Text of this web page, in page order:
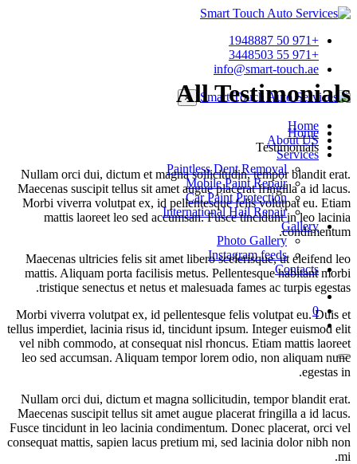
+971 50 1948887
+971 55 3448503
info@smart-touch.ae
×
Home
About US
Services
Paintless Dent Removal
Mobile Paint Repair
Car Paint Protection
International Hail Repair
Gallery
Photo Gallery
Instagram feeds
Contacts
0
All Testimonials
Home
Testimonials
Nullam orci dui, dictum et magna sollicitudin, tempor blandit erat.
Maecenas suscipit tellus sit amet augue placerat fringilla a id lacus.
Morbi viverra volutpat ex, id pellentesque felis volutpat eu. Etiam
mattis laoreet leo sed accumsan. Fusce tincidunt in leo lacinia
condimentum.
Maecenas ultricies felis sit amet libero scelerisque, ut eleifend leo
mattis. Aliquam porta facilisis metus. Pellentesque habitant morbi
tristique senectus et netus et malesuada fames ac turpis egestas.
Morbi viverra volutpat ex, id pellentesque felis volutpat eu. Duis et
tellus imperdiet, lacinia risus id, tincidunt ipsum. Integer euismod elit
vel nibh commodo, at consequat nisl rhoncus. Etiam mattis laoreet
leo sed accumsan. Aliquam tempor lorem odio, non aliquam nunc
egestas in.
Nullam orci dui, dictum et magna sollicitudin, tempor blandit erat.
Maecenas suscipit tellus sit amet augue placerat fringilla a id lacus.
Fusce tincidunt in leo lacinia condimentum. Donec placerat, orci vel
consequat mattis, sapien lacus pretium mi, sed lacinia dolor nibh non
mi.